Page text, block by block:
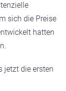
sich die Preise
hatten
jetzt die ersten